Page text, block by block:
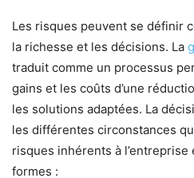
Les risques peuvent se définir
la richesse et les décisions. La
traduit comme un processus
gains et les coûts d’une
les solutions adaptées. La
les différentes circonstances
risques inhérents à
formes :